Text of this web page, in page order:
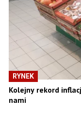
RYNEK
Kolejny rekord
nami